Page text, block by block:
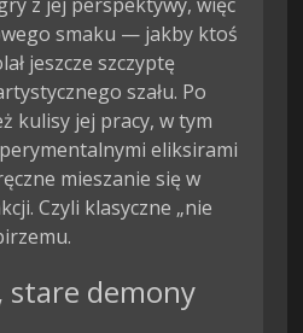
smaku — jakby ktoś
jeszcze szczyptę
szału. Po
kulisy jej pracy, w tym
eliksirami
mieszanie się w
Czyli klasyczne „nie
stare demony